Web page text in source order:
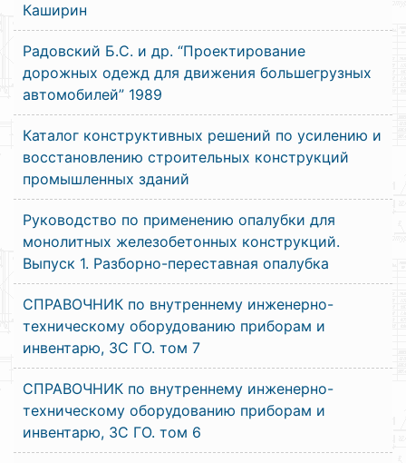
Каширин
Радовский Б.С. и др. “Проектирование
дорожных одежд для движения большегрузных
автомобилей” 1989
Каталог конструктивных решений по усилению и
восстановлению строительных конструкций
промышленных зданий
Руководство по применению опалубки для
монолитных железобетонных конструкций.
Выпуск 1. Разборно-переставная опалубка
СПРАВОЧНИК по внутреннему инженерно-
техническому оборудованию приборам и
инвентарю, ЗС ГО. том 7
СПРАВОЧНИК по внутреннему инженерно-
техническому оборудованию приборам и
инвентарю, ЗС ГО. том 6